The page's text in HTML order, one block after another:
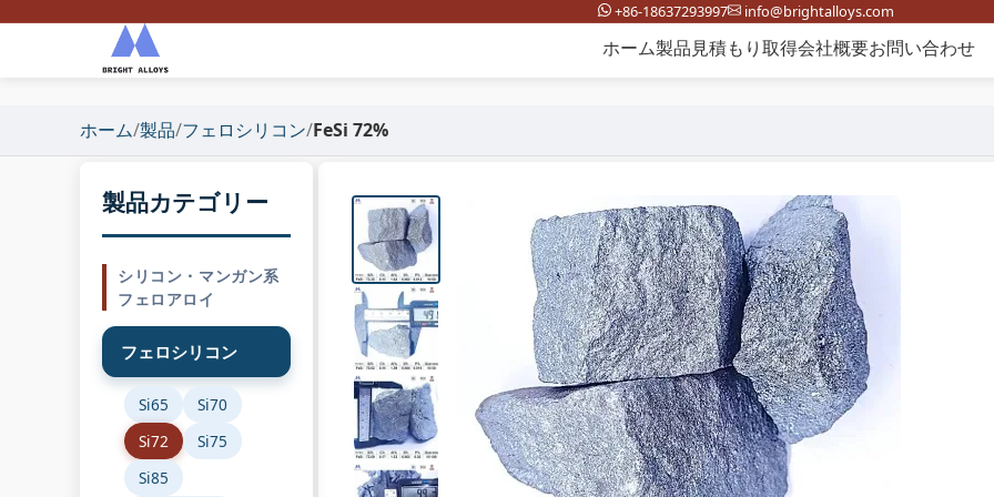
+86-18637293997 info@brightalloys.com
ホーム製品見積もり取得会社概要お問い合わせ
ホーム/製品/フェロシリコン/FeSi 72%
製品カテゴリー
シリコン・マンガン系
フェロアロイ
フェロシリコン
Si65
Si70
Si72
Si75
Si85